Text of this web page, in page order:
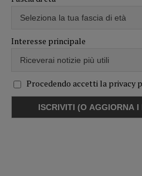
Interesse principale
Procedendo accetti la privacy